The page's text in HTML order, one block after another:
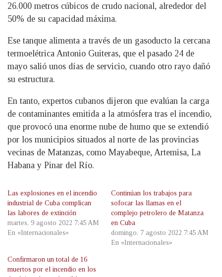
26.000 metros cúbicos de crudo nacional, alrededor del
50% de su capacidad máxima.
Ese tanque alimenta a través de un gasoducto la cercana
termoelétrica Antonio Guiteras, que el pasado 24 de
mayo salió unos días de servicio, cuando otro rayo dañó
su estructura.
En tanto, expertos cubanos dijeron que evalúan la carga
de contaminantes emitida a la atmósfera tras el incendio,
que provocó una enorme nube de humo que se extendió
por los municipios situados al norte de las provincias
vecinas de Matanzas, como Mayabeque, Artemisa, La
Habana y Pinar del Río.
Las explosiones en el incendio
industrial de Cuba complican
las labores de extinción
martes, 9 agosto 2022 7:45 AM
En «Internacionales»
Continúan los trabajos para
sofocar las llamas en el
complejo petrolero de Matanza
en Cuba
domingo, 7 agosto 2022 7:45 AM
En «Internacionales»
Confirmaron un total de 16
muertos por el incendio en los